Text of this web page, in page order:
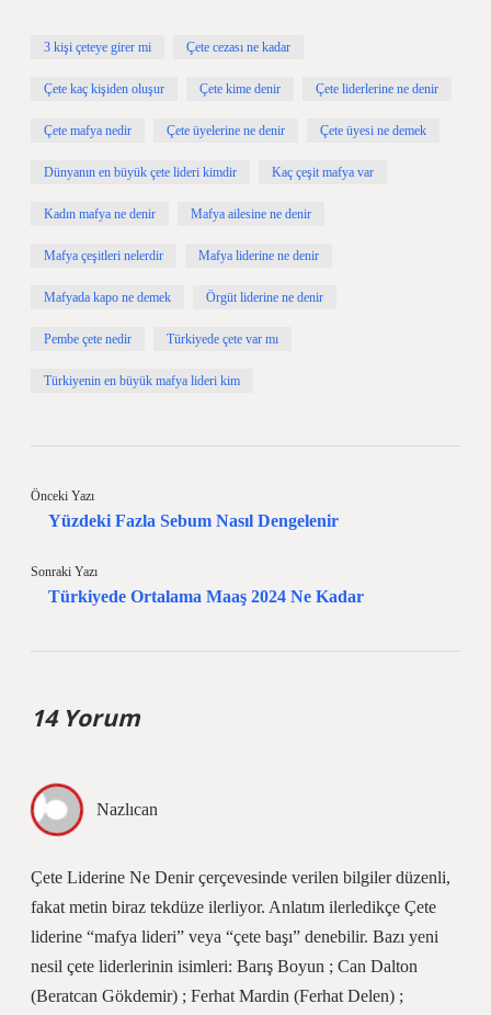
3 kişi çeteye girer mi Çete cezası ne kadar
Çete kaç kişiden oluşur Çete kime denir Çete liderlerine ne denir
Çete mafya nedir Çete üyelerine ne denir Çete üyesi ne demek
Dünyanın en büyük çete lideri kimdir Kaç çeşit mafya var
Kadın mafya ne denir Mafya ailesine ne denir
Mafya çeşitleri nelerdir Mafya liderine ne denir
Mafyada kapo ne demek Örgüt liderine ne denir
Pembe çete nedir Türkiyede çete var mı
Türkiyenin en büyük mafya lideri kim
Önceki Yazı
Yüzdeki Fazla Sebum Nasıl Dengelenir
Sonraki Yazı
Türkiyede Ortalama Maaş 2024 Ne Kadar
14 Yorum
Nazlıcan
Çete Liderine Ne Denir çerçevesinde verilen bilgiler düzenli,
fakat metin biraz tekdüze ilerliyor. Anlatım ilerledikçe Çete
liderine “mafya lideri” veya “çete başı” denebilir. Bazı yeni
nesil çete liderlerinin isimleri: Barış Boyun ; Can Dalton
(Beratcan Gökdemir) ; Ferhat Mardin (Ferhat Delen) ;